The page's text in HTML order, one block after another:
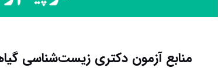
منابع آزمون دکتری زیست‌شناسی